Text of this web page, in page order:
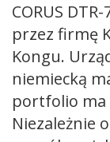
CORUS
przez firmę
Kongu.
niemiecką
portfolio ma
Niezależnie